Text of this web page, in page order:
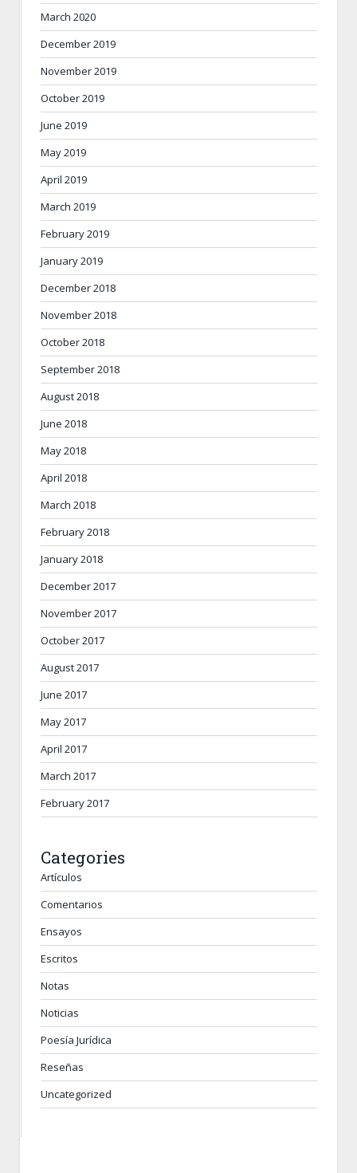
March 2020
December 2019
November 2019
October 2019
June 2019
May 2019
April 2019
March 2019
February 2019
January 2019
December 2018
November 2018
October 2018
September 2018
August 2018
June 2018
May 2018
April 2018
March 2018
February 2018
January 2018
December 2017
November 2017
October 2017
August 2017
June 2017
May 2017
April 2017
March 2017
February 2017
Categories
Artículos
Comentarios
Ensayos
Escritos
Notas
Noticias
Poesía Jurídica
Reseñas
Uncategorized